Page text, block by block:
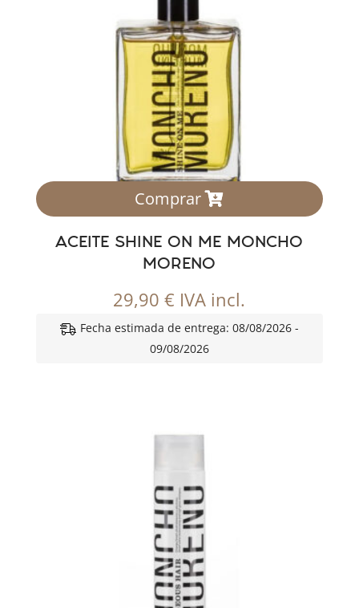
Comprar
ACEITE SHINE ON ME MONCHO
MORENO
29,90€ IVA incl.
Fecha estimada de entrega: 08/08/2026 -
09/08/2026